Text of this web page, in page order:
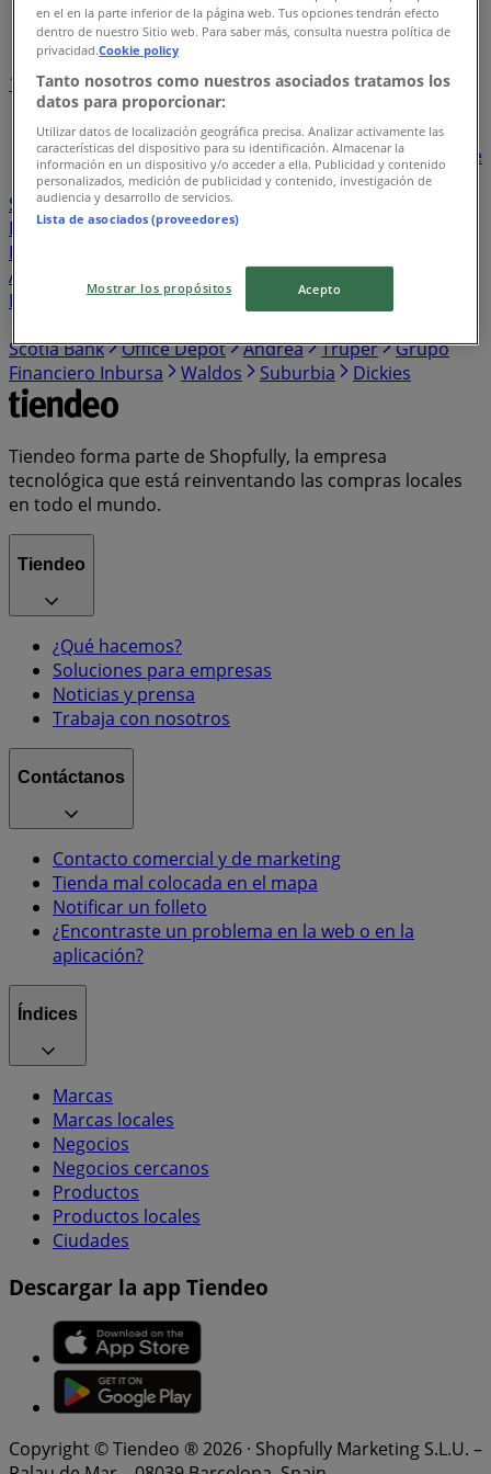
Índice de negocios en Tepeji del Río de Ocampo
1 345
26
Bodega Aurrera
BBVA Bancomer Walmart
Banorte
Santander
Sam's Club
Farmacias Similares
Soriana Híper
Farmacias Guadalajara
Farmacias del Ahorro
HSBC
Estafeta
Azteca
OXXO Casa Ley Woolworth
Mercado
Del Sol Banamex Costco
Scotia Bank
Office Depot Andrea Truper
Grupo
Financiero Inbursa
Waldos Suburbia Dickies
Tiendeo forma parte de Shopfully, la empresa
tecnológica que está reinventando las compras locales
en todo el mundo.
Tiendeo
¿Qué hacemos?
Soluciones para empresas
Noticias y prensa
Trabaja con nosotros
Contáctanos
Contacto comercial y de marketing
Tienda mal colocada en el mapa
Notificar un folleto
¿Encontraste un problema en la web o en la
aplicación?
Índices
Marcas
Marcas locales
Negocios
Negocios cercanos
Productos
Productos locales
Ciudades
Descargar la app Tiendeo
Copyright © Tiendeo ® 2026 · Shopfully Marketing S.L.U. –
en el en la parte inferior de la página web. Tus opciones tendrán efecto
dentro de nuestro Sitio web. Para saber más, consulta nuestra política de
privacidad.Cookie policy
Tanto nosotros como nuestros asociados tratamos los
datos para proporcionar:
Utilizar datos de localización geográfica precisa. Analizar activamente las
características del dispositivo para su identificación. Almacenar la
información en un dispositivo y/o acceder a ella. Publicidad y contenido
personalizados, medición de publicidad y contenido, investigación de
audiencia y desarrollo de servicios.
Lista de asociados (proveedores)
Mostrar los propósitos Acepto